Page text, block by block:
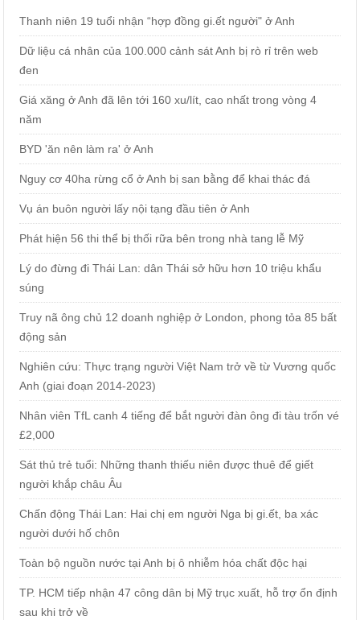
Thanh niên 19 tuổi nhận “hợp đồng gi.ết người" ở Anh
Dữ liệu cá nhân của 100.000 cảnh sát Anh bị rò rỉ trên web
đen
Giá xăng ở Anh đã lên tới 160 xu/lít, cao nhất trong vòng 4
năm
BYD 'ăn nên làm ra' ở Anh
Nguy cơ 40ha rừng cổ ở Anh bị san bằng để khai thác đá
Vụ án buôn người lấy nội tạng đầu tiên ở Anh
Phát hiện 56 thi thể bị thối rữa bên trong nhà tang lễ Mỹ
Lý do đừng đi Thái Lan: dân Thái sở hữu hơn 10 triệu khẩu
súng
Truy nã ông chủ 12 doanh nghiệp ở London, phong tỏa 85 bất
động sản
Nghiên cứu: Thực trạng người Việt Nam trở về từ Vương quốc
Anh (giai đoạn 2014-2023)
Nhân viên TfL canh 4 tiếng để bắt người đàn ông đi tàu trốn vé
£2,000
Sát thủ trẻ tuổi: Những thanh thiếu niên được thuê để giết
người khắp châu Âu
Chấn động Thái Lan: Hai chị em người Nga bị gi.ết, ba xác
người dưới hố chôn
Toàn bộ nguồn nước tại Anh bị ô nhiễm hóa chất độc hại
TP. HCM tiếp nhận 47 công dân bị Mỹ trục xuất, hỗ trợ ổn định
sau khi trở về